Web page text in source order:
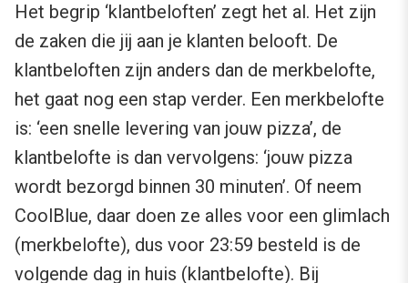
Het begrip ‘klantbeloften’ zegt het al. Het zijn
de zaken die jij aan je klanten belooft. De
klantbeloften zijn anders dan de merkbelofte,
het gaat nog een stap verder. Een merkbelofte
is: ‘een snelle levering van jouw pizza’, de
klantbelofte is dan vervolgens: ‘jouw pizza
wordt bezorgd binnen 30 minuten’. Of neem
CoolBlue, daar doen ze alles voor een glimlach
(merkbelofte), dus voor 23:59 besteld is de
volgende dag in huis (klantbelofte). Bij